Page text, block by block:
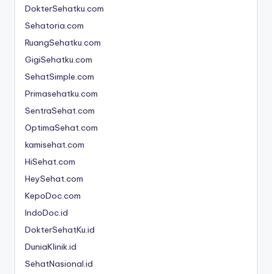
d
o
n
e
si
a
C
e
ri
a
DokterSehatku.com
Sehatoria.com
RuangSehatku.com
GigiSehatku.com
SehatSimple.com
Primasehatku.com
SentraSehat.com
OptimaSehat.com
kamisehat.com
HiSehat.com
HeySehat.com
KepoDoc.com
IndoDoc.id
DokterSehatKu.id
DuniaKlinik.id
SehatNasional.id